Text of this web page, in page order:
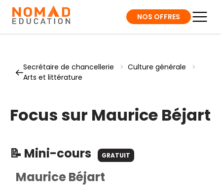
NOS OFFRES
Secrétaire de chancellerie > Culture générale
>
Arts et littérature
Focus sur Maurice Béjart
📝 Mini-cours GRATUIT
Maurice Béjart